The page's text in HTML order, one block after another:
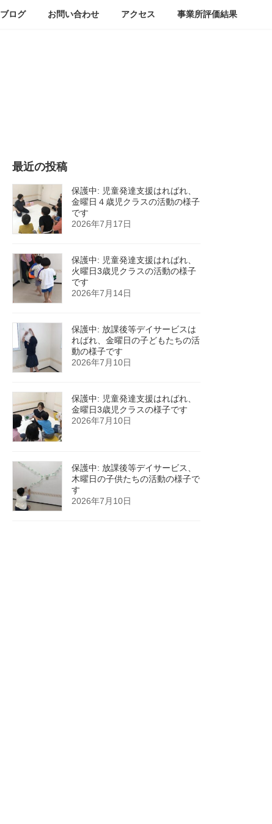
ブログ お問い合わせ アクセス 事業所評価結果
最近の投稿
保護中: 児童発達支援はればれ、
金曜日４歳児クラスの活動の様子
です
2026年7月17日
保護中: 児童発達支援はればれ、
火曜日3歳児クラスの活動の様子
です
2026年7月14日
保護中: 放課後等デイサービスは
ればれ、金曜日の子どもたちの活
動の様子です
2026年7月10日
保護中: 児童発達支援はればれ、
金曜日3歳児クラスの様子です
2026年7月10日
保護中: 放課後等デイサービス、
木曜日の子供たちの活動の様子で
す
2026年7月10日